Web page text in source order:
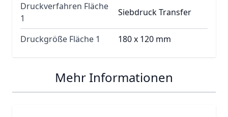
Druckverfahren Fläche
1
Siebdruck Transfer
Druckgröße Fläche 1 180 x 120 mm
Mehr Informationen